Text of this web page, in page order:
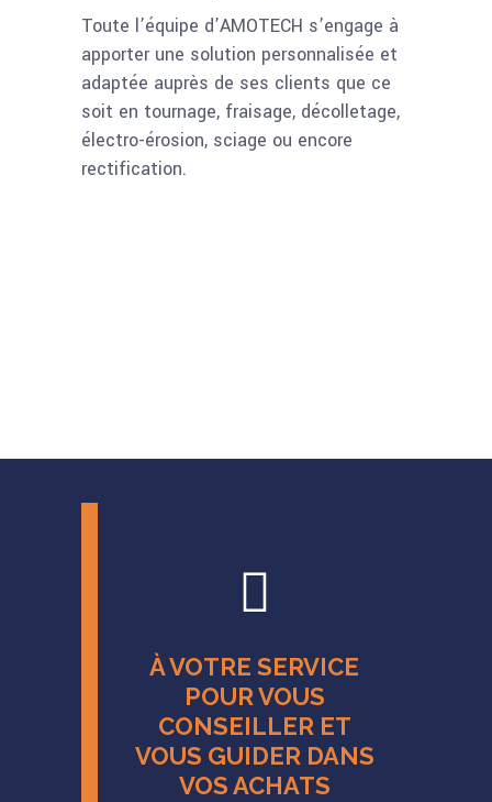
Toute l’équipe d’AMOTECH s’engage à
apporter une solution personnalisée et
adaptée auprès de ses clients que ce
soit en tournage, fraisage, décolletage,
électro-érosion, sciage ou encore
rectification.
À VOTRE SERVICE
POUR VOUS
CONSEILLER ET
VOUS GUIDER DANS
VOS ACHATS